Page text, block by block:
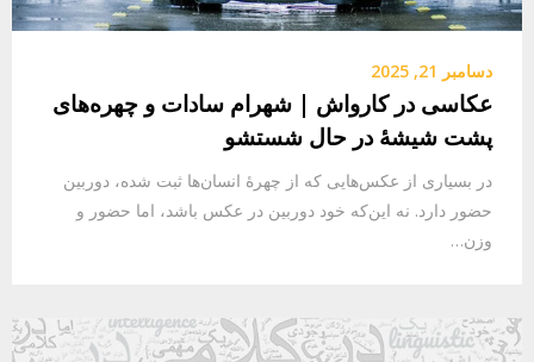
دسامبر 21, 2025
عکاسی در کارواش | شهرام سادات و چهره‌های
پشت شیشهٔ در حال شستشو
در بسیاری از عکس‌هایی که از چهرهٔ انسان‌ها ثبت شده، دوربین
حضور دارد. نه این‌که خود دوربین در عکس باشد، اما حضور و
وزن…